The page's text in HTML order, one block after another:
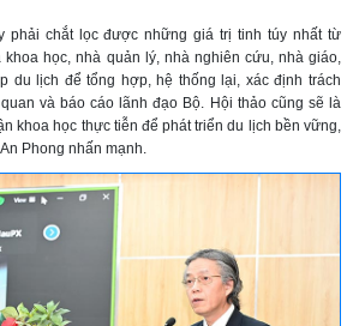
phải chắt lọc được những giá trị tinh túy nhất từ
học, nhà quản lý, nhà nghiên cứu, nhà giáo,
du lịch để tổng hợp, hệ thống lại, xác định trách
và báo cáo lãnh đạo Bộ. Hội thảo cũng sẽ là
khoa học thực tiễn để phát triển du lịch bền vững,
Phong nhấn mạnh.